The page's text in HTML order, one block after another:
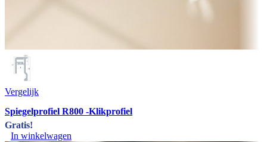
Vergelijk
Spiegelprofiel R800 -Klikprofiel
Gratis!
In winkelwagen